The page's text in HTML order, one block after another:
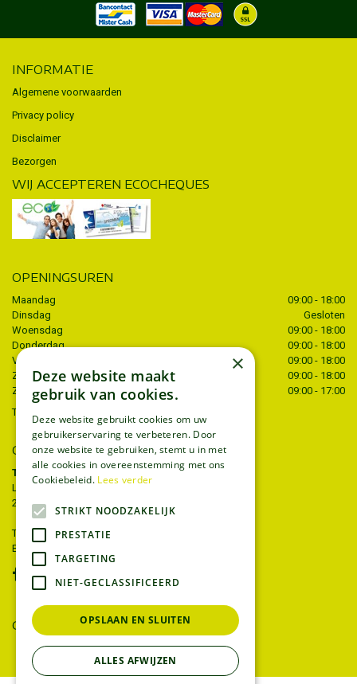
INFORMATIE
Algemene voorwaarden
Privacy policy
Disclaimer
Bezorgen
WIJ ACCEPTEREN ECOCHEQUES
OPENINGSUREN
Maandag
09:00 - 18:00
Dinsdag
Gesloten
Woensdag
09:00 - 18:00
Donderdag
09:00 - 18:00
Vrijdag
09:00 - 18:00
Zaterdag
09:00 - 18:00
Zondag
09:00 - 17:00
Toon alle openingstijden
CONTACT
Tuincentrum Thiels
Liersesteenweg 68
2221 Heist-op-den-berg
T.
015 22 27 52
E.
GEEF UW MENING
×
Deze website maakt
gebruik van cookies.
Deze website gebruikt cookies om uw
gebruikerservaring te verbeteren. Door
onze website te gebruiken, stemt u in met
alle cookies in overeenstemming met ons
Cookiebeleid. Lees verder
STRIKT NOODZAKELIJK
PRESTATIE
TARGETING
NIET-GECLASSIFICEERD
OPSLAAN EN SLUITEN
ALLES AFWIJZEN